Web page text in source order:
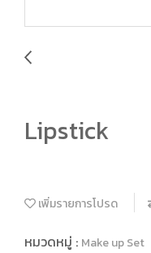
Lipstick
เพิ่มรายการโปรด
หมวดหมู่ : Make up Set